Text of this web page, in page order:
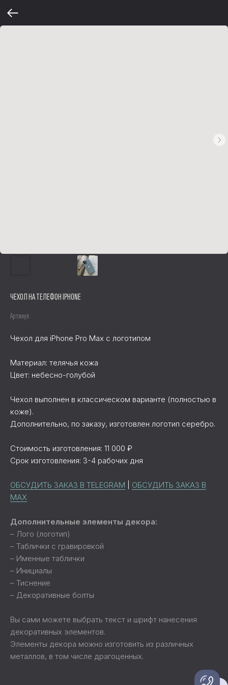
ЧЕХОЛ НА ТЕЛЕФОН IPHONE
Артикул:
Чехол для iPhone Pro Max с логотипом
Материал: телячья кожа
Цвет: небесно-голубой
Чехол выполнен в классическом варианте (полностью в
коже).
Дополнительно, по заказу, изготовлен логотип серебро.
Стоимость изготовления: 11 000 ₽
Срок изготовления: 3-4 рабочих дня
ОБСУДИТЬ ЗАКАЗ В TELEGRAM
ОБСУДИТЬ ЗАКАЗ В
MAX
Дополнительные элементы декора:
– Лого (логотип)
– Таблички с гравировкой
– Именные таблички
– Инициалы
– Тиснение
– Декоративные болты
Вы сами можете выбрать текст и шрифт нанесения
декоративных элементов.
Элементы декора можно изготовить из различных
металлов, в том числе драгоценных.